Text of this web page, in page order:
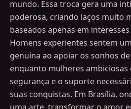
mundo. Essa troca gera uma
poderosa, criando laços muito
baseados apenas em
Homens experientes sentem
genuína ao apoiar os sonhos
enquanto mulheres ambiciosas
segurança e o suporte
suas conquistas. Em Brasília,